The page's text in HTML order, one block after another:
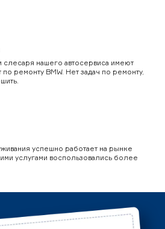
слесаря нашего автосервиса имеют
ремонту BMW. Нет задач по ремонту,
успешно работает на рынке
услугами воспользовались более